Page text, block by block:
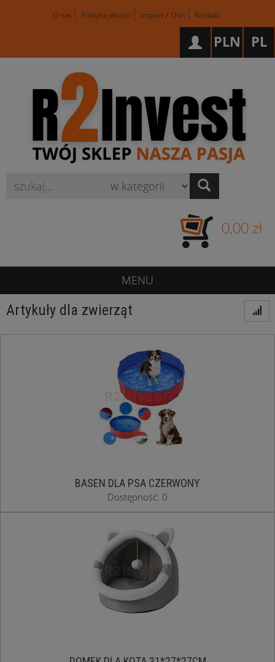
O nas Polityka jakości Import z Chin Kontakt
PL
PLN
0,00 zł
MENU
Artykuły dla zwierząt
BASEN DLA PSA CZERWONY
Dostępność: 0